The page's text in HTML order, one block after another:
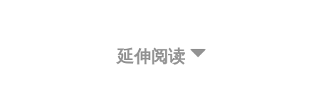
延伸阅读